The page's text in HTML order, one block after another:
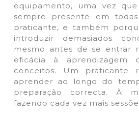
equipamento, uma vez
sempre presente em
praticante, e também
introduzir demasiados
mesmo antes de se entrar
eficácia à aprendizagem
conceitos. Um praticante
aprender ao longo do
preparação correcta. À
fazendo cada vez mais